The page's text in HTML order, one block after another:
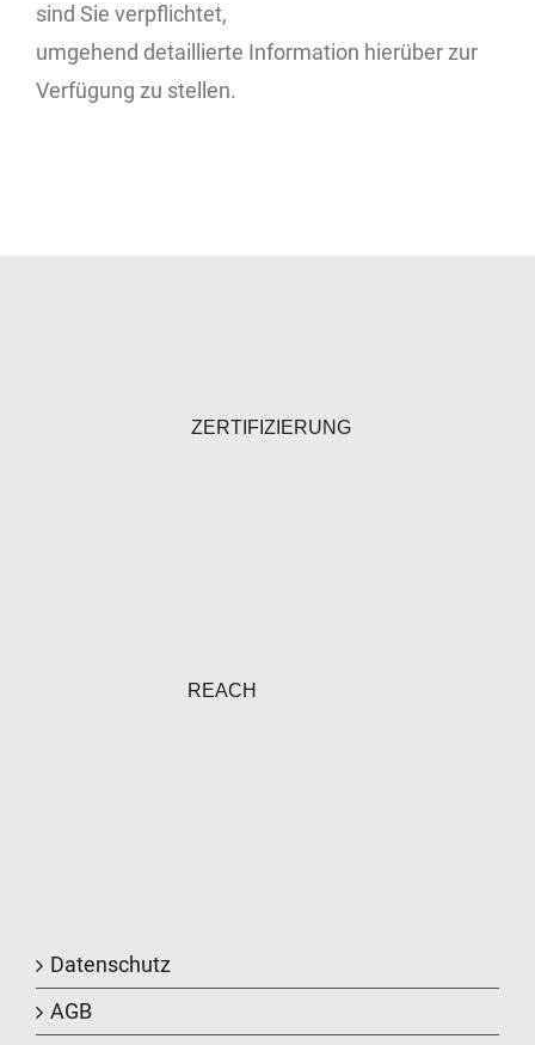
sind Sie verpflichtet,
umgehend detaillierte Information hierüber zur
Verfügung zu stellen.
ZERTIFIZIERUNG
REACH
Datenschutz
AGB